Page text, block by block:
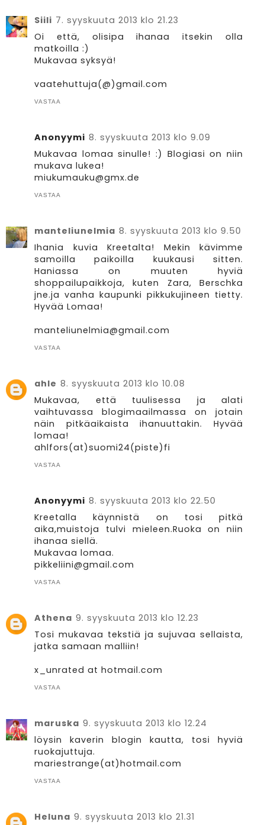
Siili 7. syyskuuta 2013 klo 21.23
Oi että, olisipa ihanaa itsekin olla
matkoilla :)
Mukavaa syksyä!
vaatehuttuja(@)gmail.com
VASTAA
Anonyymi 8. syyskuuta 2013 klo 9.09
Mukavaa lomaa sinulle! :) Blogiasi on niin
mukava lukea!
miukumauku@gmx.de
VASTAA
manteliunelmia 8. syyskuuta 2013 klo 9.50
Ihania kuvia Kreetalta! Mekin kävimme
samoilla paikoilla kuukausi sitten.
Haniassa on muuten hyviä
shoppailupaikkoja, kuten Zara, Berschka
jne.ja vanha kaupunki pikkukujineen tietty.
Hyvää Lomaa!
manteliunelmia@gmail.com
VASTAA
ahle 8. syyskuuta 2013 klo 10.08
Mukavaa, että tuulisessa ja alati
vaihtuvassa blogimaailmassa on jotain
näin pitkäaikaista ihanuuttakin. Hyvää
lomaa!
ahlfors(at)suomi24(piste)fi
VASTAA
Anonyymi 8. syyskuuta 2013 klo 22.50
Kreetalla käynnistä on tosi pitkä
aika,muistoja tulvi mieleen.Ruoka on niin
ihanaa siellä.
Mukavaa lomaa.
pikkeliini@gmail.com
VASTAA
Athena 9. syyskuuta 2013 klo 12.23
Tosi mukavaa tekstiä ja sujuvaa sellaista,
jatka samaan malliin!
x_unrated at hotmail.com
VASTAA
maruska 9. syyskuuta 2013 klo 12.24
löysin kaverin blogin kautta, tosi hyviä
ruokajuttuja.
mariestrange(at)hotmail.com
VASTAA
Heluna 9. syyskuuta 2013 klo 21.31